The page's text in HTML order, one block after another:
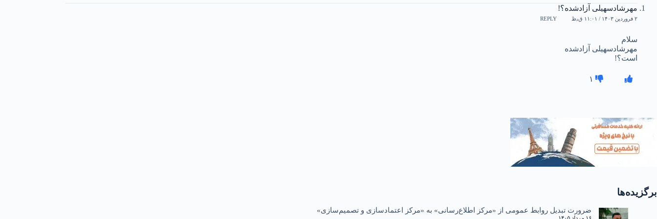
مهرشادسهیلی آزادشده؟!
۲ فروردین ۱۴۰۳ / ۱۱:۰۱ ق٫ظ REPLY
سلام
مهرشادسهیلی آزادشده
است؟!
۱
برگزیده‌ها
ضرورت تبدیل روابط عمومی از «مرکز اطلاع‌رسانی» به «مرکز اعتمادسازی و تصمیم‌سازی»